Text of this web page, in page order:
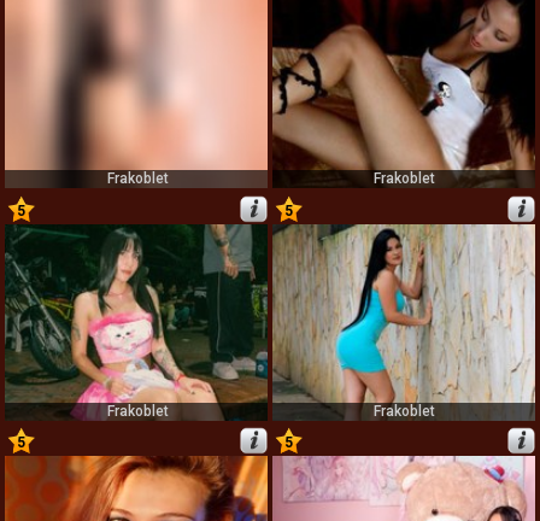
Frakoblet
Frakoblet
5
37
Frakoblet
5
38
Frakoblet
5
5
40